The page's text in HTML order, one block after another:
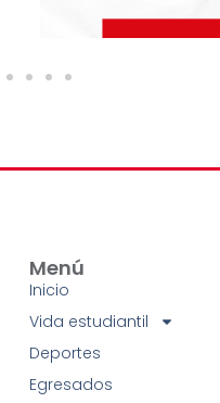
Menú
Inicio
Vida estudiantil
Deportes
Egresados